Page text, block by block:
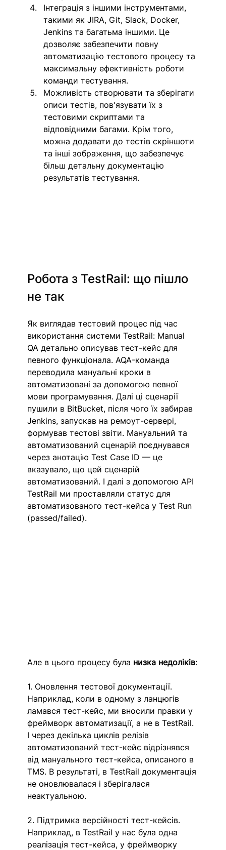
Інтеграція з іншими інструментами,
такими як JIRA, Git, Slack, Docker,
Jenkins та багатьма іншими. Це
дозволяє забезпечити повну
автоматизацію тестового процесу та
максимальну ефективність роботи
команди тестування.
Можливість створювати та зберігати
описи тестів, пов'язувати їх з
тестовими скриптами та
відповідними багами. Крім того,
можна додавати до тестів скріншоти
та інші зображення, що забезпечує
більш детальну документацію
результатів тестування.
Робота з TestRail: що пішло
не так
Як виглядав тестовий процес під час
використання системи TestRail: Manual
QA детально описував тест-кейс для
певного функціонала. AQA-команда
переводила мануальні кроки в
автоматизовані за допомогою певної
мови програмування. Далі ці сценарії
пушили в BitBucket, після чого їх забирав
Jenkins, запускав на ремоут-сервері,
формував тестові звіти. Мануальний та
автоматизований сценарій поєднувався
через анотацію Test Case ID — це
вказувало, що цей сценарій
автоматизований. І далі з допомогою API
TestRail ми проставляли статус для
автоматизованого тест-кейса у Test Run
(passed/failed).
Але в цього процесу була низка недоліків:
1. Оновлення тестової документації.
Наприклад, коли в одному з ланцюгів
ламався тест-кейс, ми вносили правки у
фреймворк автоматизації, а не в TestRail.
І через декілька циклів релізів
автоматизований тест-кейс відрізнявся
від мануального тест-кейса, описаного в
TMS. В результаті, в TestRail документація
не оновлювалася і зберігалася
неактуальною.
2. Підтримка версійності тест-кейсів.
Наприклад, в TestRail у нас була одна
реалізація тест-кейса, у фреймворку